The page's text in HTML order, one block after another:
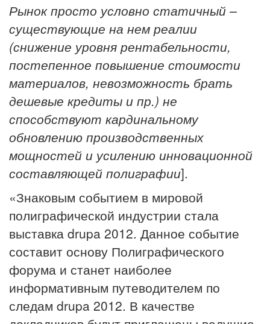
Рынок просто условно статичный –
существующие на нем реалии
(снижение уровня рентабельности,
постепенное повышение стоимости
материалов, невозможность брать
дешевые кредиты и пр.) не
способствуют кардинальному
обновлению производственных
мощностей и усилению инновационной
составляющей полиграфии].
«Знаковым событием в мировой
полиграфической индустрии стала
выставка drupa 2012. Данное событие
составит основу Полиграфического
форума и станет наиболее
информативным путеводителем по
следам drupa 2012. В качестве